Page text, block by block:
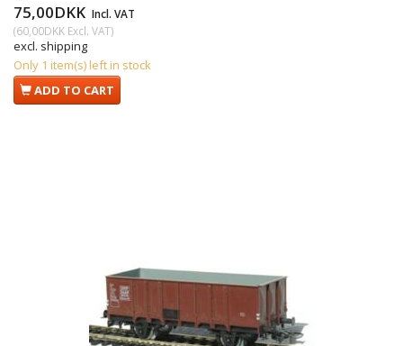
75,00DKK Incl. VAT
(60,00DKK Excl. VAT)
excl. shipping
Only 1 item(s) left in stock
ADD TO CART